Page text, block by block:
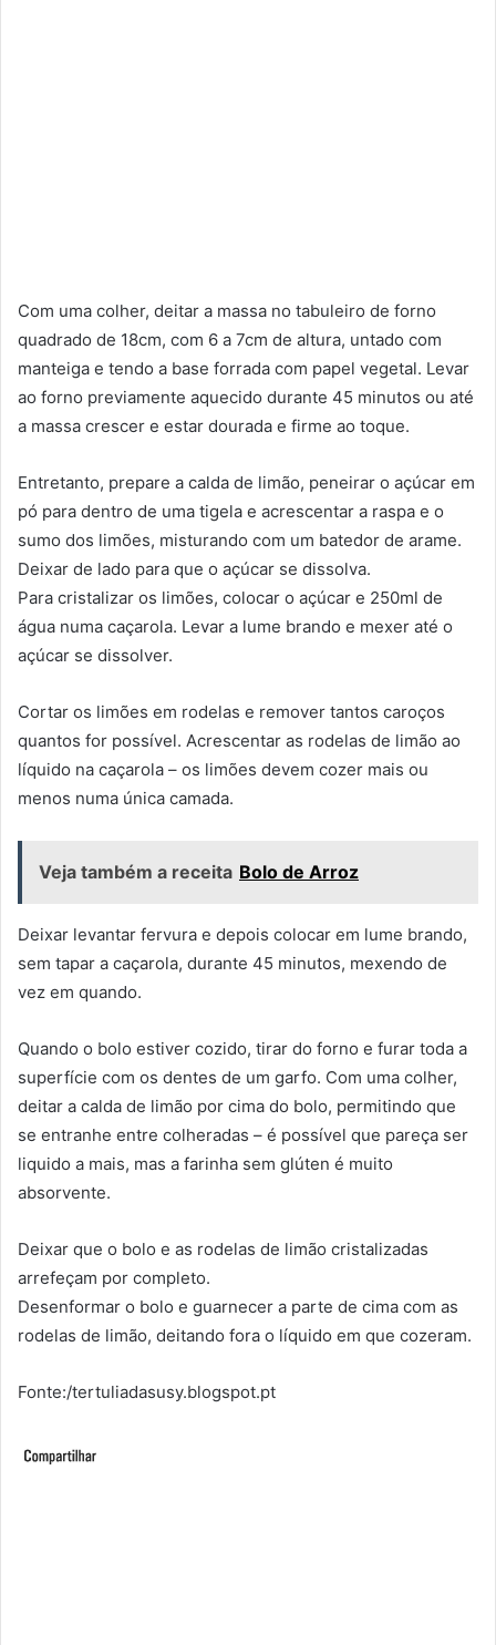
Com uma colher, deitar a massa no tabuleiro de forno
quadrado de 18cm, com 6 a 7cm de altura, untado com
manteiga e tendo a base forrada com papel vegetal. Levar
ao forno previamente aquecido durante 45 minutos ou até
a massa crescer e estar dourada e firme ao toque.
Entretanto, prepare a calda de limão, peneirar o açúcar em
pó para dentro de uma tigela e acrescentar a raspa e o
sumo dos limões, misturando com um batedor de arame.
Deixar de lado para que o açúcar se dissolva.
Para cristalizar os limões, colocar o açúcar e 250ml de
água numa caçarola. Levar a lume brando e mexer até o
açúcar se dissolver.
Cortar os limões em rodelas e remover tantos caroços
quantos for possível. Acrescentar as rodelas de limão ao
líquido na caçarola – os limões devem cozer mais ou
menos numa única camada.
Veja também a receita Bolo de Arroz
Deixar levantar fervura e depois colocar em lume brando,
sem tapar a caçarola, durante 45 minutos, mexendo de
vez em quando.
Quando o bolo estiver cozido, tirar do forno e furar toda a
superfície com os dentes de um garfo. Com uma colher,
deitar a calda de limão por cima do bolo, permitindo que
se entranhe entre colheradas – é possível que pareça ser
liquido a mais, mas a farinha sem glúten é muito
absorvente.
Deixar que o bolo e as rodelas de limão cristalizadas
arrefeçam por completo.
Desenformar o bolo e guarnecer a parte de cima com as
rodelas de limão, deitando fora o líquido em que cozeram.
Fonte:/tertuliadasusy.blogspot.pt